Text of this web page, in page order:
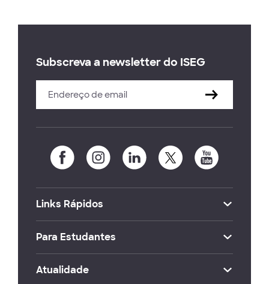
Subscreva a newsletter do ISEG
Links Rápidos
Para Estudantes
Atualidade